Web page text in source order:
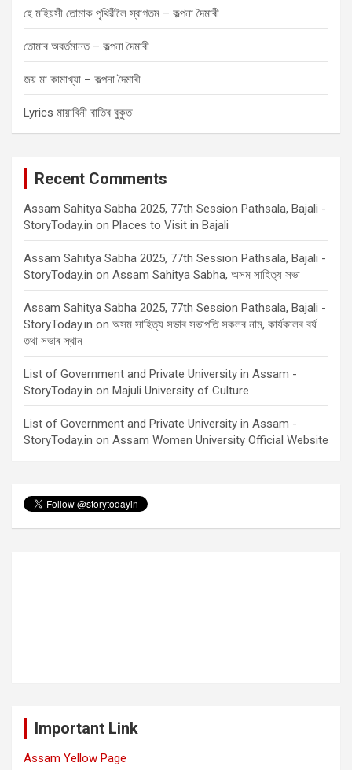
হে মহিয়সী তোমাক পৃথিৱীলৈ স্বাগতম – কল্পনা দৈমাৰী
তোমাৰ অবৰ্তমানত – কল্পনা দৈমাৰী
জয় মা কামাখ্যা – কল্পনা দৈমাৰী
Lyrics মায়াবিনী ৰাতিৰ বুকুত
Recent Comments
Assam Sahitya Sabha 2025, 77th Session Pathsala, Bajali -
StoryToday.in on Places to Visit in Bajali
Assam Sahitya Sabha 2025, 77th Session Pathsala, Bajali -
StoryToday.in on Assam Sahitya Sabha, অসম সাহিত্য সভা
Assam Sahitya Sabha 2025, 77th Session Pathsala, Bajali -
StoryToday.in on অসম সাহিত্য সভাৰ সভাপতি সকলৰ নাম, কাৰ্যকালৰ বৰ্ষ
তথা সভাৰ স্থান
List of Government and Private University in Assam -
StoryToday.in on Majuli University of Culture
List of Government and Private University in Assam -
StoryToday.in on Assam Women University Official Website
Important Link
Assam Yellow Page